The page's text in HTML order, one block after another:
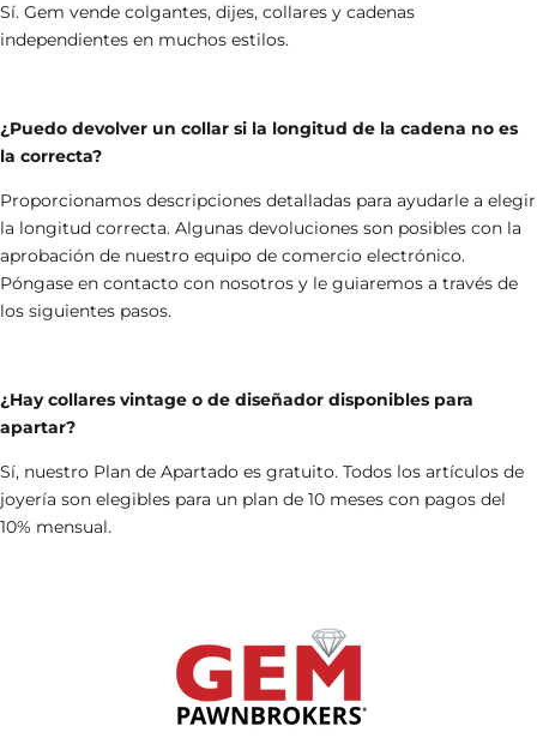
Sí. Gem vende colgantes, dijes, collares y cadenas
independientes en muchos estilos.
¿Puedo devolver un collar si la longitud de la cadena no es
la correcta?
Proporcionamos descripciones detalladas para ayudarle a elegir
la longitud correcta. Algunas devoluciones son posibles con la
aprobación de nuestro equipo de comercio electrónico.
Póngase en contacto con nosotros y le guiaremos a través de
los siguientes pasos.
¿Hay collares vintage o de diseñador disponibles para
apartar?
Sí, nuestro Plan de Apartado es gratuito. Todos los artículos de
joyería son elegibles para un plan de 10 meses con pagos del
10% mensual.